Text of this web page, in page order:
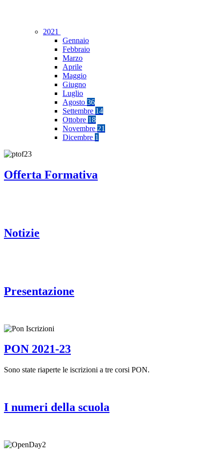
2021
Gennaio
Febbraio
Marzo
Aprile
Maggio
Giugno
Luglio
Agosto 36
Settembre 14
Ottobre 18
Novembre 21
Dicembre 1
Offerta Formativa
Notizie
Presentazione
PON 2021-23
Sono state riaperte le iscrizioni a tre corsi PON.
I numeri della scuola